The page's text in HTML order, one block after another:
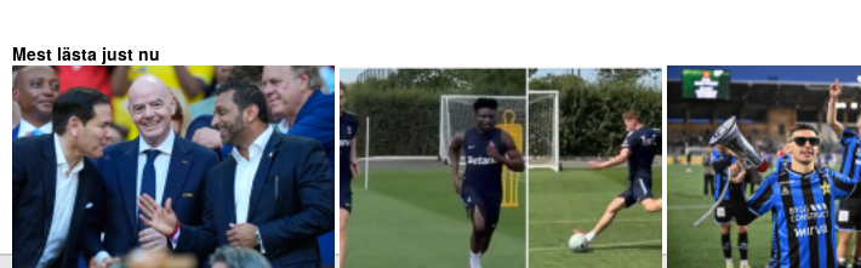
Mest lästa just nu